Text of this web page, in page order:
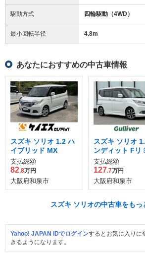
駆動方式 四輪駆動（4WD）
最小回転半径 4.8m
あなたにおすすめの中古車情報
スズキ ソリオ 1.2 ハ
イブリッド MX
支払総額
82.8万円
大阪府和泉市
スズキ ソリオ
ンディット Fリ
ッド デュアルカ
ブレーキサポー
着車
支払総額
127.7万円
大阪府和泉市
スズキ ソリオの中古車をもっ
Yahoo! JAPAN IDでログインするとお気に入りに
きるようになります。